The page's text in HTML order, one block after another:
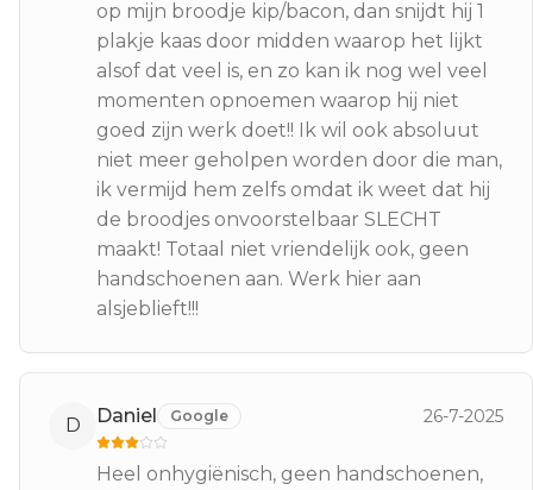
op mijn broodje kip/bacon, dan snijdt hij 1
plakje kaas door midden waarop het lijkt
alsof dat veel is, en zo kan ik nog wel veel
momenten opnoemen waarop hij niet
goed zijn werk doet!! Ik wil ook absoluut
niet meer geholpen worden door die man,
ik vermijd hem zelfs omdat ik weet dat hij
de broodjes onvoorstelbaar SLECHT
maakt! Totaal niet vriendelijk ook, geen
handschoenen aan. Werk hier aan
alsjeblieft!!!
D Daniel Google 26-7-2025
Heel onhygiënisch, geen handschoenen,